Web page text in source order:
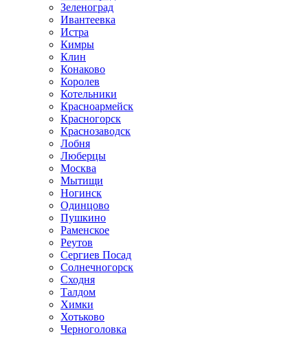
Зеленоград
Ивантеевка
Истра
Кимры
Клин
Конаково
Королев
Котельники
Красноармейск
Красногорск
Краснозаводск
Лобня
Люберцы
Москва
Мытищи
Ногинск
Одинцово
Пушкино
Раменское
Реутов
Сергиев Посад
Солнечногорск
Сходня
Талдом
Химки
Хотьково
Черноголовка